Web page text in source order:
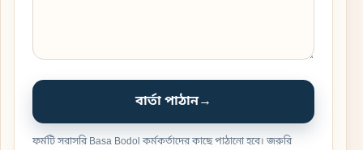
বার্তা পাঠান→
ফর্মটি সরাসরি Basa Bodol কর্মকর্তাদের কাছে পাঠানো হবে। জরুরি